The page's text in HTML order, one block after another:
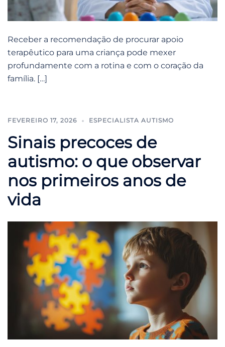
Receber a recomendação de procurar apoio
terapêutico para uma criança pode mexer
profundamente com a rotina e com o coração da
família. […]
FEVEREIRO 17, 2026 ESPECIALISTA AUTISMO
Sinais precoces de
autismo: o que observar
nos primeiros anos de
vida